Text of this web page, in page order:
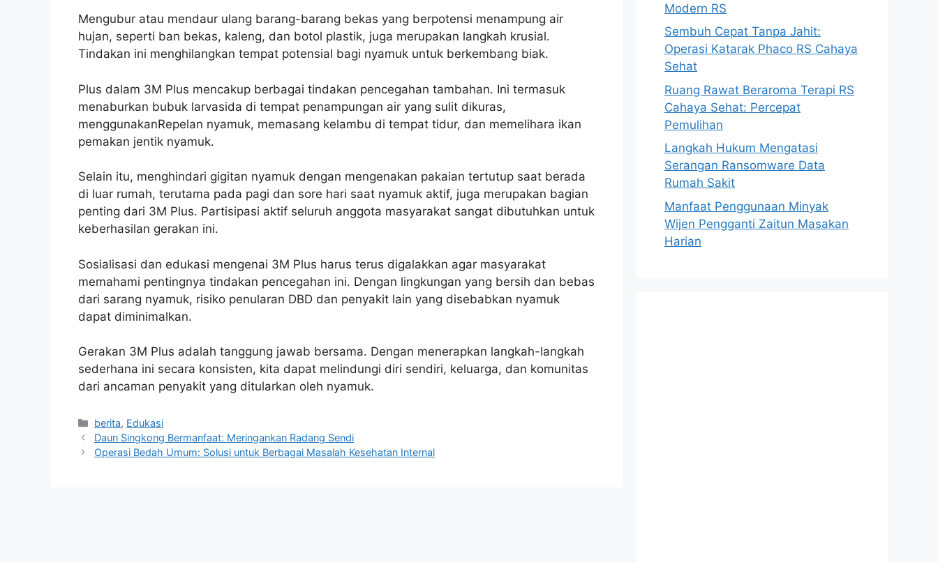
Mengubur atau mendaur ulang barang-barang bekas yang berpotensi menampung air
hujan, seperti ban bekas, kaleng, dan botol plastik, juga merupakan langkah krusial.
Tindakan ini menghilangkan tempat potensial bagi nyamuk untuk berkembang biak.
Plus dalam 3M Plus mencakup berbagai tindakan pencegahan tambahan. Ini termasuk
menaburkan bubuk larvasida di tempat penampungan air yang sulit dikuras,
menggunakanRepelan nyamuk, memasang kelambu di tempat tidur, dan memelihara ikan
pemakan jentik nyamuk.
Selain itu, menghindari gigitan nyamuk dengan mengenakan pakaian tertutup saat berada
di luar rumah, terutama pada pagi dan sore hari saat nyamuk aktif, juga merupakan bagian
penting dari 3M Plus. Partisipasi aktif seluruh anggota masyarakat sangat dibutuhkan untuk
keberhasilan gerakan ini.
Sosialisasi dan edukasi mengenai 3M Plus harus terus digalakkan agar masyarakat
memahami pentingnya tindakan pencegahan ini. Dengan lingkungan yang bersih dan bebas
dari sarang nyamuk, risiko penularan DBD dan penyakit lain yang disebabkan nyamuk
dapat diminimalkan.
Gerakan 3M Plus adalah tanggung jawab bersama. Dengan menerapkan langkah-langkah
sederhana ini secara konsisten, kita dapat melindungi diri sendiri, keluarga, dan komunitas
dari ancaman penyakit yang ditularkan oleh nyamuk.
Kategori
berita, Edukasi
Daun Singkong Bermanfaat: Meringankan Radang Sendi
Operasi Bedah Umum: Solusi untuk Berbagai Masalah Kesehatan Internal
Modern RS
Sembuh Cepat Tanpa Jahit:
Operasi Katarak Phaco RS Cahaya
Sehat
Ruang Rawat Beraroma Terapi RS
Cahaya Sehat: Percepat
Pemulihan
Langkah Hukum Mengatasi
Serangan Ransomware Data
Rumah Sakit
Manfaat Penggunaan Minyak
Wijen Pengganti Zaitun Masakan
Harian